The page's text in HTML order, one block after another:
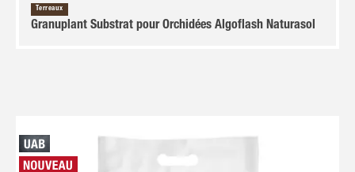
Terreaux
Granuplant Substrat pour Orchidées Algoflash Naturasol